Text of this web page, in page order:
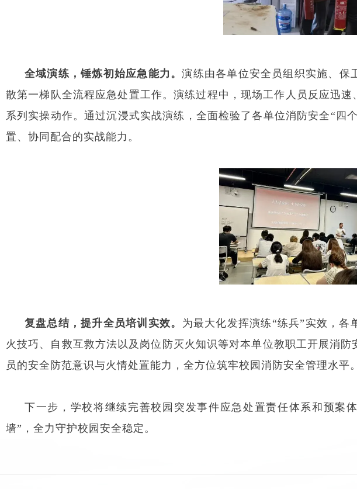
全域演练，锤炼初始应急能力。演练由各单位安全员组织实施、保
散第一梯队全流程应急处置工作。演练过程中，现场工作人员反应迅
系列实操动作。通过沉浸式实战演练，全面检验了各单位消防安全“
置、协同配合的实战能力。
复盘总结，提升全员培训实效。 为最大化发挥演练“练兵”实效，
火技巧、自救互救方法以及岗位防灭火知识等对本单位教职工开展消
员的安全防范意识与火情处置能力，全方位筑牢校园消防安全管理水平。
下一步，学校将继续完善校园突发事件应急处置责任体系和预案
墙”，全力守护校园安全稳定。